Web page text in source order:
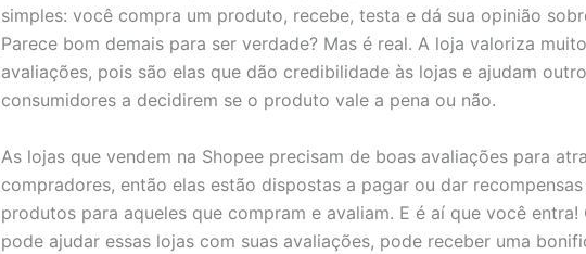
simples: você compra um produto, recebe, testa e dá sua opinião
Parece bom demais para ser verdade? Mas é real. A loja valoriza
avaliações, pois são elas que dão credibilidade às lojas e ajudam
consumidores a decidirem se o produto vale a pena ou não.
As lojas que vendem na Shopee precisam de boas avaliações para
compradores, então elas estão dispostas a pagar ou dar recompensas
produtos para aqueles que compram e avaliam. E é aí que você
pode ajudar essas lojas com suas avaliações, pode receber uma